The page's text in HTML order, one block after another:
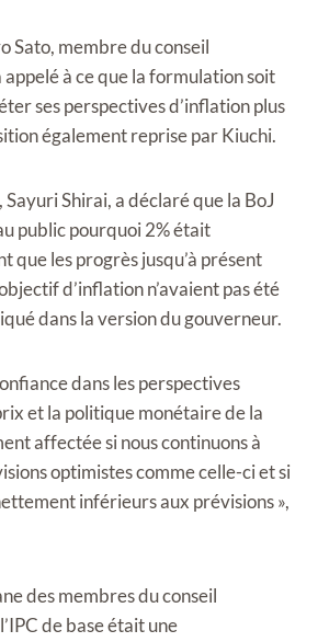
Sato, membre du conseil
à ce que la formulation soit
ses perspectives d’inflation plus
également reprise par Kiuchi.
Shirai, a déclaré que la BoJ
public pourquoi 2% était
que les progrès jusqu’à présent
d’inflation n’avaient pas été
dans la version du gouverneur.
dans les perspectives
et la politique monétaire de la
affectée si nous continuons à
optimistes comme celle-ci et si
inférieurs aux prévisions »,
des membres du conseil
de base était une